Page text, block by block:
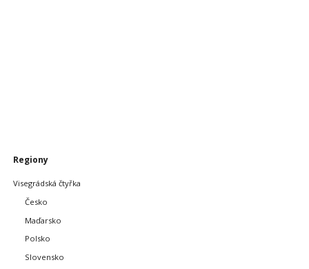
Přeskočit
Regiony
Visegrádská čtyřka
Česko
Maďarsko
Polsko
Slovensko